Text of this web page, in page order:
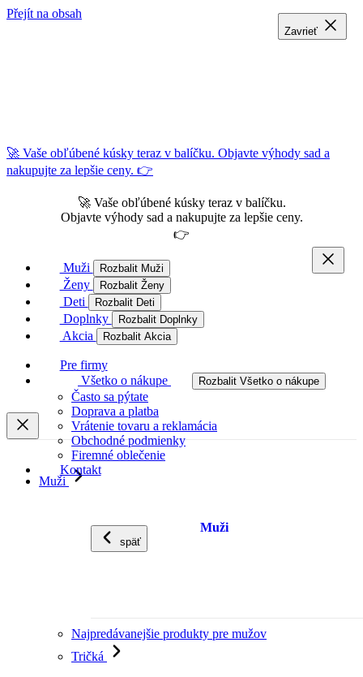
Přejít na obsah
🚀 Vaše obľúbené kúsky teraz v balíčku. Objavte výhody sad a
nakupujte za lepšie ceny. 👉
🚀 Vaše obľúbené kúsky teraz v balíčku.
Objavte výhody sad a nakupujte za lepšie ceny.
👉
Muži Rozbalit Muži
Ženy Rozbalit Ženy
Deti Rozbalit Deti
Doplnky Rozbalit Doplnky
Akcia Rozbalit Akcia
Pre firmy
Všetko o nákupe
Rozbalit Všetko o nákupe
Často sa pýtate
Doprava a platba
Vrátenie tovaru a reklamácia
Obchodné podmienky
Firemné oblečenie
Kontakt
Muži
späť
Muži
Najpredávanejšie produkty pre mužov
Tričká
Zavrieť
Zavrieť
Zavrieť